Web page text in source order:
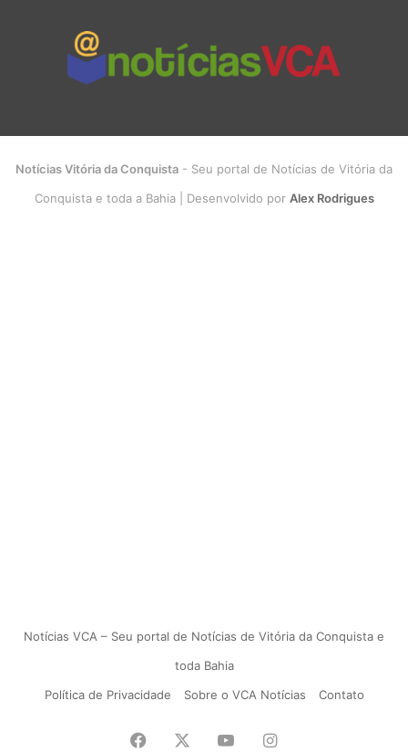
Notícias Vitória da Conquista - Seu portal de Notícias de Vitória da
Conquista e toda a Bahia | Desenvolvido por Alex Rodrigues
Notícias VCA – Seu portal de Notícias de Vitória da Conquista e
toda Bahia
Política de Privacidade
Sobre o VCA Notícias Contato
Facebook YouTubeInstagram